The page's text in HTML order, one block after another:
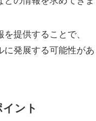
提供することで、
発展する可能性があ
ント